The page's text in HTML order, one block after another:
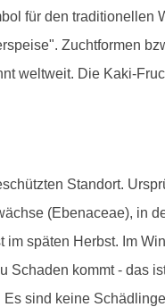
für den traditionellen
Zuchtformen
weltweit. Die Kaki-
Standort.
(Ebenaceae), in
späten Herbst. Im
Schaden kommt - das
sind keine